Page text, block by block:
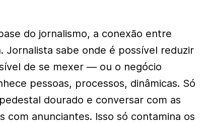
do jornalismo, a conexão entre
Jornalista sabe onde é possível reduzir
de se mexer — ou o negócio
pessoas, processos, dinâmicas. Só
dourado e conversar com as
com anunciantes. Isso só contamina os